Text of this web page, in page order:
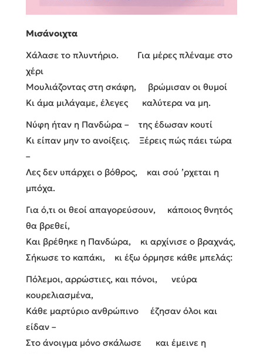
Μισάνοιχτα
Χάλασε το πλυντήριο. Για μέρες πλέναμε στο
χέρι
Μουλιάζοντας στη σκάφη, βρώμισαν οι θυμοί
Κι άμα μιλάγαμε, έλεγες καλύτερα να μη.
Νύφη ήταν η Πανδώρα – της έδωσαν κουτί
Κι είπαν μην το ανοίξεις. Ξέρεις πώς πάει τώρα
–
Λες δεν υπάρχει ο βόθρος, και σού ’ρχεται η
μπόχα.
Για ό,τι οι θεοί απαγορεύσουν, κάποιος θνητός
θα βρεθεί,
Και βρέθηκε η Πανδώρα, κι αρχίνισε ο βραχνάς,
Σήκωσε το καπάκι, κι έξω όρμησε κάθε μπελάς:
Πόλεμοι, αρρώστιες, και πόνοι, νεύρα
κουρελιασμένα,
Κάθε μαρτύριο ανθρώπινο έζησαν όλοι και
είδαν –
Στο άνοιγμα μόνο σκάλωσε και έμεινε η